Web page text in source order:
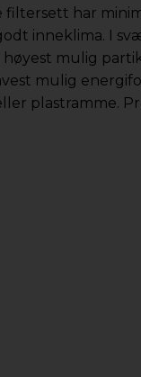
har
inneklima. I
mulig
mulig
plastramme.